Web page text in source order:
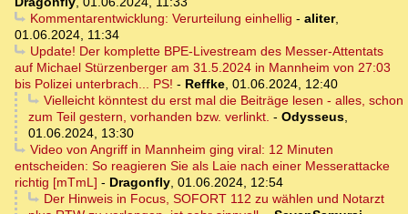
Kommentarentwicklung: Verurteilung einhellig - aliter,
01.06.2024, 11:34
Update! Der komplette BPE-Livestream des Messer-Attentats
auf Michael Stürzenberger am 31.5.2024 in Mannheim von 27:03
bis Polizei unterbrach... PS! - Reffke, 01.06.2024, 12:40
Vielleicht könntest du erst mal die Beiträge lesen - alles, schon
zum Teil gestern, vorhanden bzw. verlinkt. - Odysseus,
01.06.2024, 13:30
Video von Angriff in Mannheim ging viral: 12 Minuten
entscheiden: So reagieren Sie als Laie nach einer Messerattacke
richtig [mTmL] - Dragonfly, 01.06.2024, 12:54
Der Hinweis in Focus, SOFORT 112 zu wählen und Notarzt